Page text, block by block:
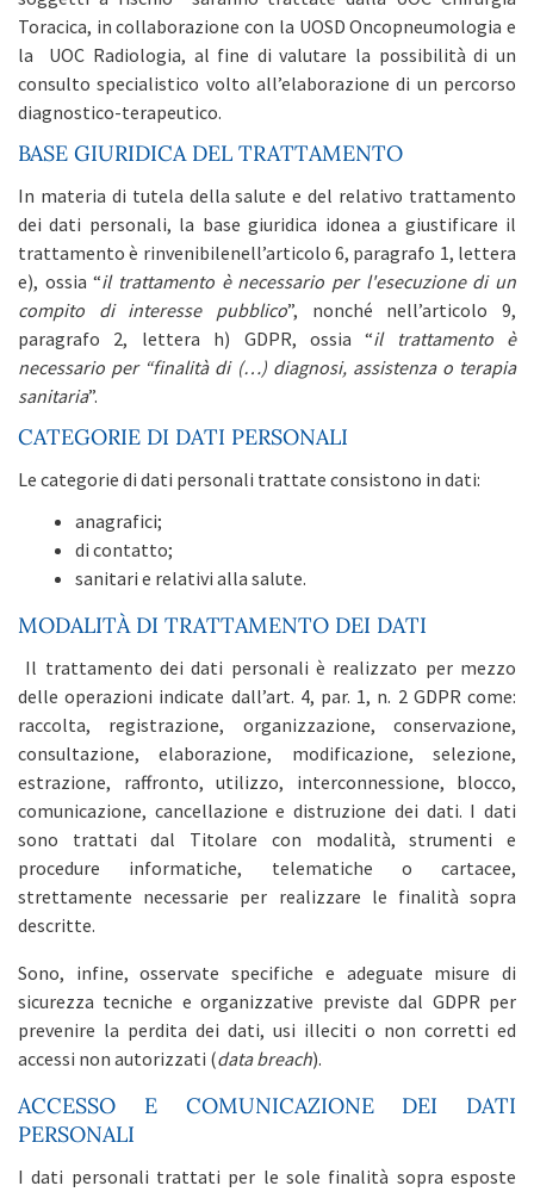
Toracica, in collaborazione con la UOSD Oncopneumologia e
la UOC Radiologia, al fine di valutare la possibilità di un
consulto specialistico volto all’elaborazione di un percorso
diagnostico-terapeutico.
BASE GIURIDICA DEL TRATTAMENTO
In materia di tutela della salute e del relativo trattamento
dei dati personali, la base giuridica idonea a giustificare il
trattamento è rinvenibilenell’articolo 6, paragrafo 1, lettera
e), ossia “il trattamento è necessario per l'esecuzione di un
compito di interesse pubblico”, nonché nell’articolo 9,
paragrafo 2, lettera h) GDPR, ossia “il trattamento è
necessario per “finalità di (…) diagnosi, assistenza o terapia
sanitaria”.
CATEGORIE DI DATI PERSONALI
Le categorie di dati personali trattate consistono in dati:
anagrafici;
di contatto;
sanitari e relativi alla salute.
MODALITÀ DI TRATTAMENTO DEI DATI
Il trattamento dei dati personali è realizzato per mezzo
delle operazioni indicate dall’art. 4, par. 1, n. 2 GDPR come:
raccolta, registrazione, organizzazione, conservazione,
consultazione, elaborazione, modificazione, selezione,
estrazione, raffronto, utilizzo, interconnessione, blocco,
comunicazione, cancellazione e distruzione dei dati. I dati
sono trattati dal Titolare con modalità, strumenti e
procedure informatiche, telematiche o cartacee,
strettamente necessarie per realizzare le finalità sopra
descritte.
Sono, infine, osservate specifiche e adeguate misure di
sicurezza tecniche e organizzative previste dal GDPR per
prevenire la perdita dei dati, usi illeciti o non corretti ed
accessi non autorizzati (data breach).
ACCESSO E COMUNICAZIONE DEI DATI
PERSONALI
I dati personali trattati per le sole finalità sopra esposte